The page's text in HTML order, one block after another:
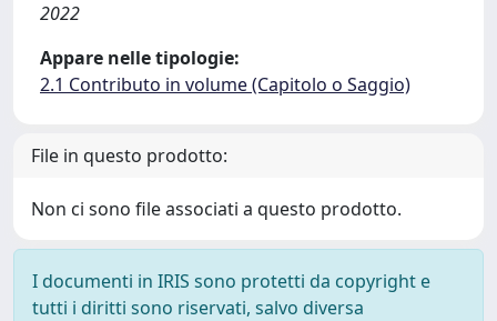
2022
Appare nelle tipologie:
2.1 Contributo in volume (Capitolo o Saggio)
File in questo prodotto:
Non ci sono file associati a questo prodotto.
I documenti in IRIS sono protetti da copyright e
tutti i diritti sono riservati, salvo diversa